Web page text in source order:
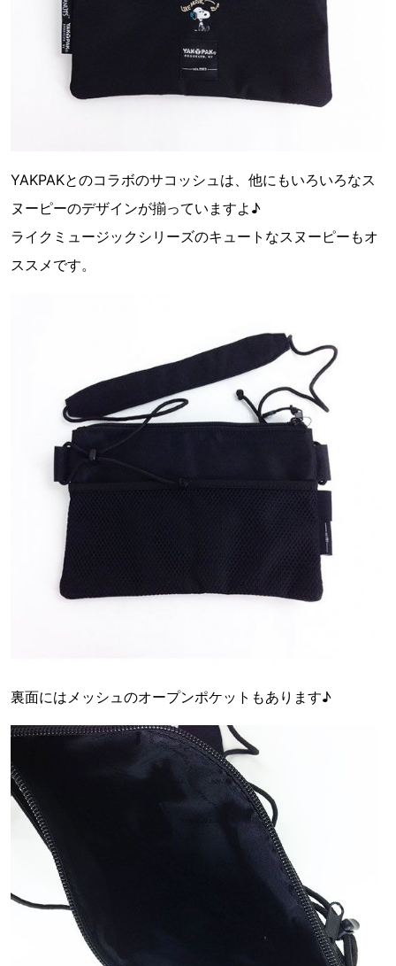
YAKPAKとのコラボのサコッシュは、他にもいろいろなス
ヌーピーのデザインが揃っていますよ♪
ライクミュージックシリーズのキュートなスヌーピーもオ
ススメです。
裏面にはメッシュのオープンポケットもあります♪